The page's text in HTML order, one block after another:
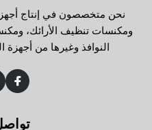
نحن متخصصون في إنتاج أجهزة
ومكنسات تنظيف الأرائك،
النوافذ وغيرها من أجهزة